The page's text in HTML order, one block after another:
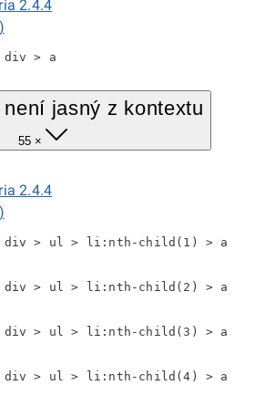
2.4.4
div > a
jasný z kontextu
55 ×
2.4.4
> div > ul > li:nth-child(1) > a
> div > ul > li:nth-child(2) > a
> div > ul > li:nth-child(3) > a
> div > ul > li:nth-child(4) > a